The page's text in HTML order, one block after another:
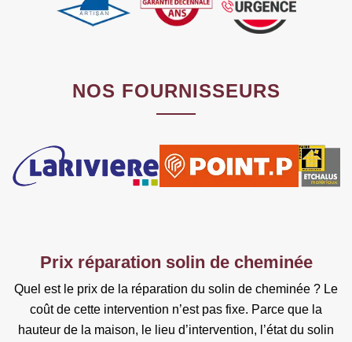
NOS FOURNISSEURS
Prix réparation solin de cheminée
Quel est le prix de la réparation du solin de cheminée ? Le
coût de cette intervention n’est pas fixe. Parce que la
hauteur de la maison, le lieu d’intervention, l’état du solin